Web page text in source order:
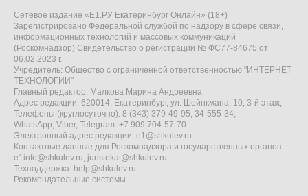
Сетевое издание «Е1.РУ Екатеринбург Онлайн» (18+)
Зарегистрировано Федеральной службой по надзору в сфере связи,
информационных технологий и массовых коммуникаций
(Роскомнадзор) Свидетельство о регистрации № ФС77-84675 от
06.02.2023 г.
Учредитель: Общество с ограниченной ответственностью "ИНТЕРНЕТ
ТЕХНОЛОГИИ"
Главный редактор: Малкова Марина Андреевна
Адрес редакции: 620014, Екатеринбург, ул. Шейнкмана, 10, 3-й этаж,
Телефоны (круглосуточно): 8 (343) 379-49-95, 34-555-34,
WhatsApp, Viber, Telegram: +7 909 704-57-70
Электронный адрес редакции: e1@shkulev.ru
Контактные данные для Роскомнадзора и государственных органов:
e1info@shkulev.ru, juristekat@shkulev.ru
Техподдержка: help@shkulev.ru
Рекомендательные системы